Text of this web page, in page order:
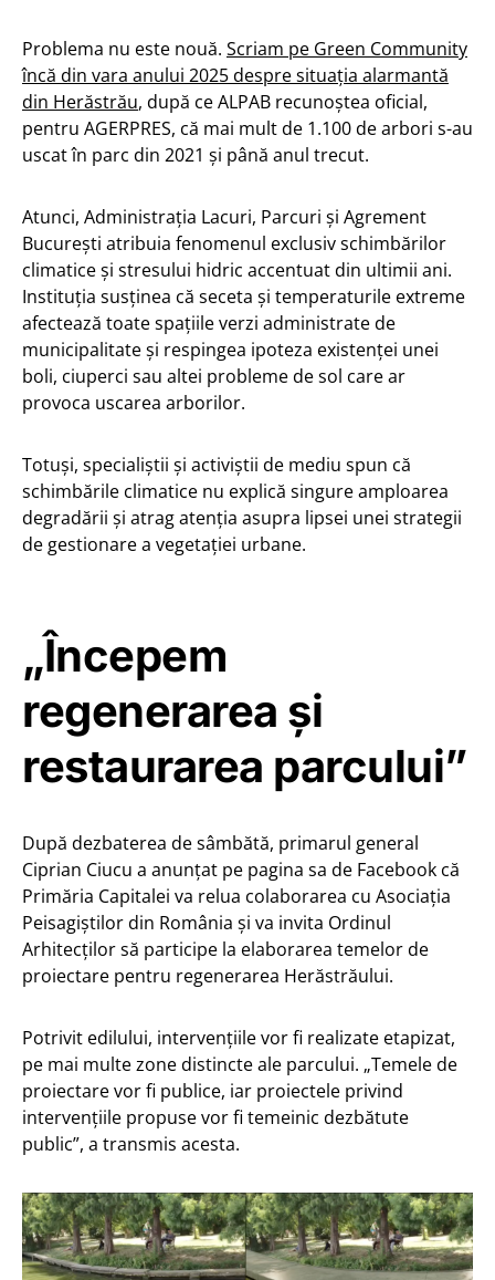
Problema nu este nouă. Scriam pe Green Community
încă din vara anului 2025 despre situația alarmantă
din Herăstrău, după ce ALPAB recunoștea oficial,
pentru AGERPRES, că mai mult de 1.100 de arbori s-au
uscat în parc din 2021 și până anul trecut.
Atunci, Administrația Lacuri, Parcuri și Agrement
București atribuia fenomenul exclusiv schimbărilor
climatice și stresului hidric accentuat din ultimii ani.
Instituția susținea că seceta și temperaturile extreme
afectează toate spațiile verzi administrate de
municipalitate și respingea ipoteza existenței unei
boli, ciuperci sau altei probleme de sol care ar
provoca uscarea arborilor.
Totuși, specialiștii și activiștii de mediu spun că
schimbările climatice nu explică singure amploarea
degradării și atrag atenția asupra lipsei unei strategii
de gestionare a vegetației urbane.
„Începem
regenerarea și
restaurarea parcului”
După dezbaterea de sâmbătă, primarul general
Ciprian Ciucu a anunțat pe pagina sa de Facebook că
Primăria Capitalei va relua colaborarea cu Asociația
Peisagiștilor din România și va invita Ordinul
Arhitecților să participe la elaborarea temelor de
proiectare pentru regenerarea Herăstrăului.
Potrivit edilului, intervențiile vor fi realizate etapizat,
pe mai multe zone distincte ale parcului. „Temele de
proiectare vor fi publice, iar proiectele privind
intervențiile propuse vor fi temeinic dezbătute
public”, a transmis acesta.